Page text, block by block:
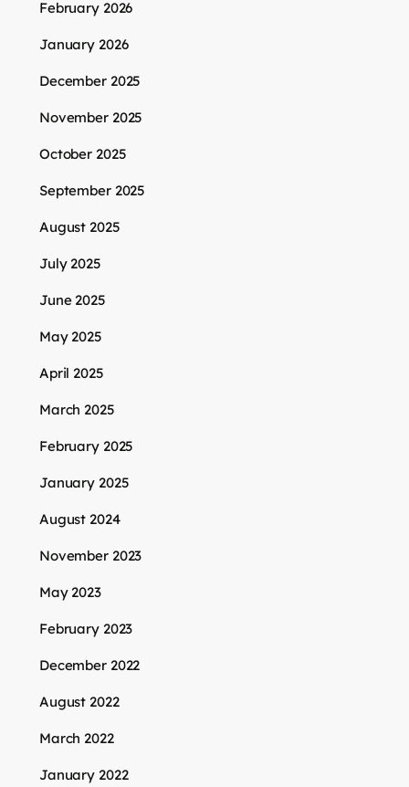
February 2026
January 2026
December 2025
November 2025
October 2025
September 2025
August 2025
July 2025
June 2025
May 2025
April 2025
March 2025
February 2025
January 2025
August 2024
November 2023
May 2023
February 2023
December 2022
August 2022
March 2022
January 2022